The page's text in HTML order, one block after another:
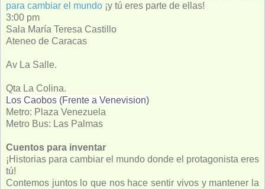
para cambiar el mundo ¡y tú eres parte de ellas!
3:00 pm
Sala María Teresa Castillo
Ateneo de Caracas
Av La Salle.
Qta La Colina.
Los Caobos (Frente a Venevision)
Metro: Plaza Venezuela
Metro Bus: Las Palmas
Cuentos para inventar
¡Historias para cambiar el mundo donde el protagonista eres
tú!
Contemos juntos lo que nos hace sentir vivos y mantener la